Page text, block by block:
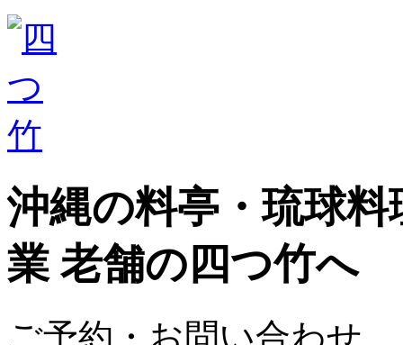
沖縄の料亭・琉球
業 老舗の四つ竹へ
ご予約・お問い合わせ